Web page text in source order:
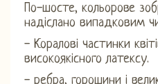
По-шосте, кольорове
надіслано випадковим
- Коралові частинки
високоякісного латексу.
- ребра, горошини і